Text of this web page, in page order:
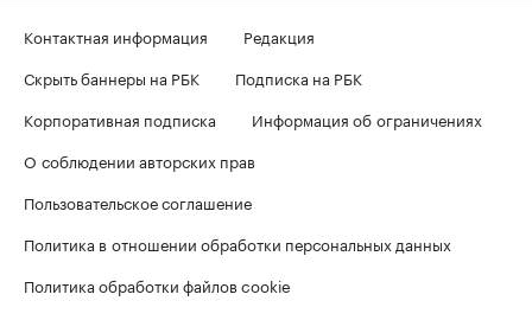
Контактная информация
Редакция
Скрыть баннеры на РБК
Подписка на РБК
Корпоративная подписка
Информация об ограничениях
О соблюдении авторских прав
Пользовательское соглашение
Политика в отношении обработки персональных данных
Политика обработки файлов cookie